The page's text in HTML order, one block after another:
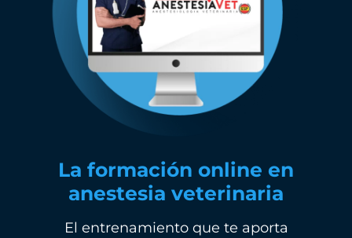
La formación online en
anestesia veterinaria
El entrenamiento que te aporta